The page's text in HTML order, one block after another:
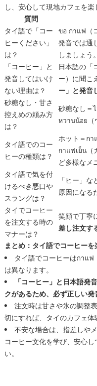
し、安心して現地カフェを楽
質問
タイ語で「コー
ヒーください」
は？
ขอ กาแฟ（
発音では通
しましょう。
「コーヒー」と
発音してはいけ
ない理由は？
日本語の「
ー）に聞こ
ー」と発音
砂糖なし・甘さ
控えめの頼み方
は？
砂糖なし＝
หวานน้อย（
タイ語でのコー
ヒーの種類は？
ホット＝กา
กาแฟเย็น（
ど多様なメ
タイ語で気を付
けるべき悪口や
スラングは？
「ヒー」
原因になる
タイでコーヒー
を注文する時の
マナーは？
笑顔で丁寧
差し注文す
まとめ：タイ語でコーヒー
タイ語でコーヒーはกาแฟ
は異なります。
「コーヒー」と日本語発
クがあるため、必ず正しい発
注文時は甘さや氷の調整
切にすれば、タイのカフェ体
不安な場合は、指差しや
コーヒー文化を学び、安心
い。